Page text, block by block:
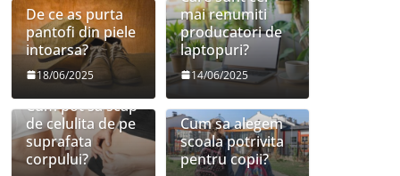
De ce as purta
pantofi din piele
intoarsa?
18/06/2025
mai renumiti
producatori de
laptopuri?
14/06/2025
Cum pot sa scap
de celulita de pe
suprafata
corpului?
Cum sa alegem
scoala potrivita
pentru copii?